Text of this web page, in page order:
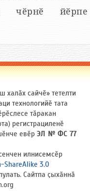
чӗрнӗ йӗрпе
халӑх сайчӗ» тетелти
технологийӗ тата
тӑракан
регистрациленӗ
евӗр ЭЛ № ФС 77
илнисемсӗр
ShareAlike 3.0
Сайтпа ҫыхӑннӑ